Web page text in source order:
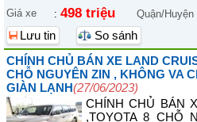
Giá xe
: 498 triệu Quận/Huyện
Lưu tin
So sánh
CHÍNH CHỦ BÁN XE LAND
CHỖ NGUYÊN ZIN , KHÔNG VA
GIÀN LẠNH(27/06/2023)
CHÍNH CHỦ BÁN
,TOYOTA 8 CHỖ